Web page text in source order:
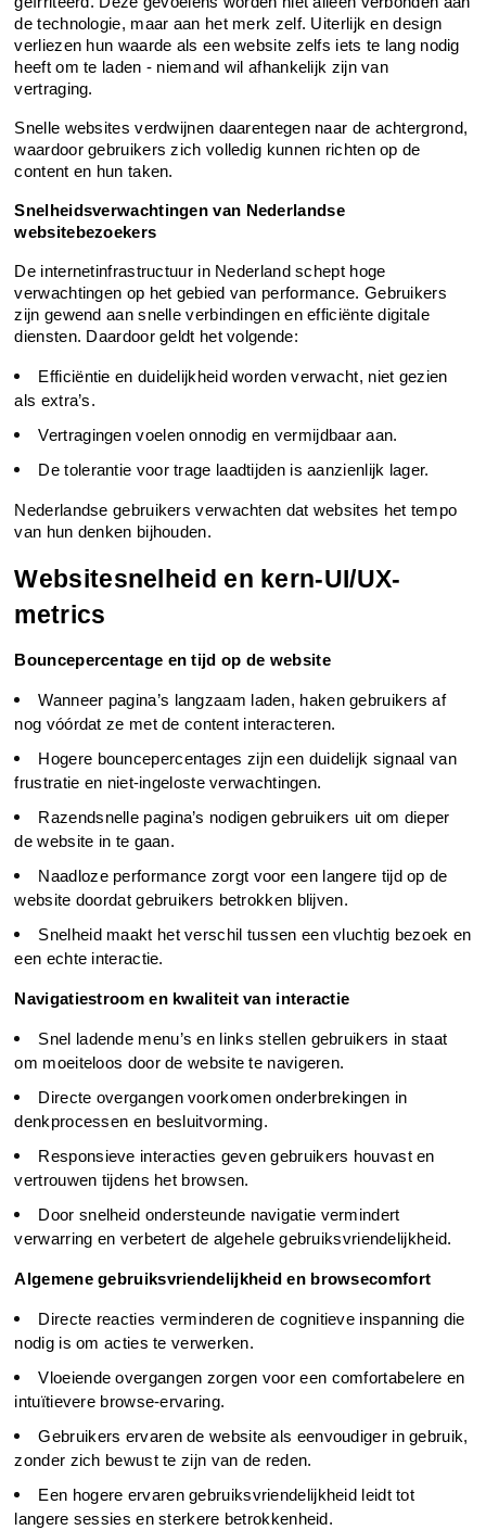
de technologie, maar aan het merk zelf. Uiterlijk en design
verliezen hun waarde als een website zelfs iets te lang nodig
heeft om te laden - niemand wil afhankelijk zijn van
vertraging.
Snelle websites verdwijnen daarentegen naar de achtergrond,
waardoor gebruikers zich volledig kunnen richten op de
content en hun taken.
Snelheidsverwachtingen van Nederlandse
websitebezoekers
De internetinfrastructuur in Nederland schept hoge
verwachtingen op het gebied van performance. Gebruikers
zijn gewend aan snelle verbindingen en efficiënte digitale
diensten. Daardoor geldt het volgende:
Efficiëntie en duidelijkheid worden verwacht, niet gezien
als extra’s.
Vertragingen voelen onnodig en vermijdbaar aan.
De tolerantie voor trage laadtijden is aanzienlijk lager.
Nederlandse gebruikers verwachten dat websites het tempo
van hun denken bijhouden.
Websitesnelheid en kern-UI/UX-
metrics
Bouncepercentage en tijd op de website
Wanneer pagina’s langzaam laden, haken gebruikers af
nog vóórdat ze met de content interacteren.
Hogere bouncepercentages zijn een duidelijk signaal van
frustratie en niet-ingeloste verwachtingen.
Razendsnelle pagina’s nodigen gebruikers uit om dieper
de website in te gaan.
Naadloze performance zorgt voor een langere tijd op de
website doordat gebruikers betrokken blijven.
Snelheid maakt het verschil tussen een vluchtig bezoek en
een echte interactie.
Navigatiestroom en kwaliteit van interactie
Snel ladende menu’s en links stellen gebruikers in staat
om moeiteloos door de website te navigeren.
Directe overgangen voorkomen onderbrekingen in
denkprocessen en besluitvorming.
Responsieve interacties geven gebruikers houvast en
vertrouwen tijdens het browsen.
Door snelheid ondersteunde navigatie vermindert
verwarring en verbetert de algehele gebruiksvriendelijkheid.
Algemene gebruiksvriendelijkheid en browsecomfort
Directe reacties verminderen de cognitieve inspanning die
nodig is om acties te verwerken.
Vloeiende overgangen zorgen voor een comfortabelere en
intuïtievere browse-ervaring.
Gebruikers ervaren de website als eenvoudiger in gebruik,
zonder zich bewust te zijn van de reden.
Een hogere ervaren gebruiksvriendelijkheid leidt tot
langere sessies en sterkere betrokkenheid.